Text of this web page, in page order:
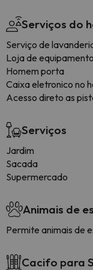
Serviços do
Serviço de
Loja de
Homem porta
Caixa eletronico no
Acesso direto as
Serviços
Jardim
Sacada
Supermercado
Animais de
Permite animais de
Cacifo para